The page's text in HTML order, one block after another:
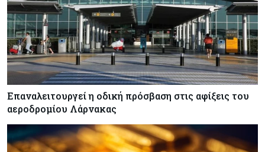
Επαναλειτουργεί η οδική πρόσβαση στις αφίξεις του
αεροδρομίου Λάρνακας